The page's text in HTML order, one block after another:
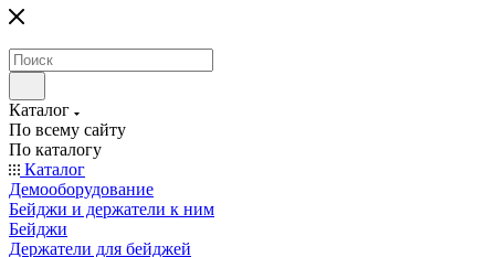
Каталог
По всему сайту
По каталогу
Каталог
Демооборудование
Бейджи и держатели к ним
Бейджи
Держатели для бейджей